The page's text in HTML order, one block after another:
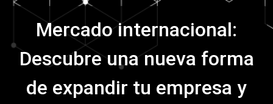
Mercado internacional:
Descubre una nueva forma
de expandir tu empresa y